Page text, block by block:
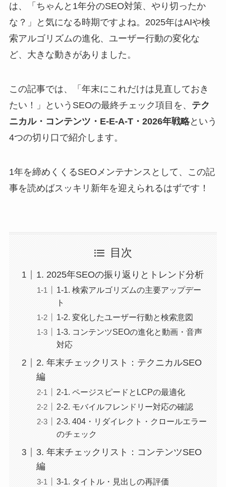
は、「ちゃんと1年分のSEO対策、やり切ったか
な？」と気になる時期ですよね。2025年はAIや検
索アルゴリズムの進化、ユーザー行動の変化な
ど、大きな動きがありました。
この記事では、「年末にこれだけは見直しておき
たい！」というSEOの最終チェック項目を、 テク
ニカル・コンテンツ・E-E-A-T・2026年戦略という
4つの切り口で紹介します。
1年を締めくくるSEOメンテナンスとして、この記
事を読めばスッキリ新年を迎えられるはずです！
目次
1. 2025年SEOの振り返りとトレンド分析
1-1. 検索アルゴリズムの主要アップデー
ト
1-2. 変化したユーザー行動と検索意図
1-3. コンテンツSEOの進化と動画・音声
対応
2. 年末チェックリスト：テクニカルSEO
編
2-1. ページスピードとLCPの最適化
2-2. モバイルフレンドリー対応の確認
2-3. 404・リダイレクト・クロールエラー
のチェック
3. 年末チェックリスト：コンテンツSEO
編
3-1. タイトル・見出しの再評価